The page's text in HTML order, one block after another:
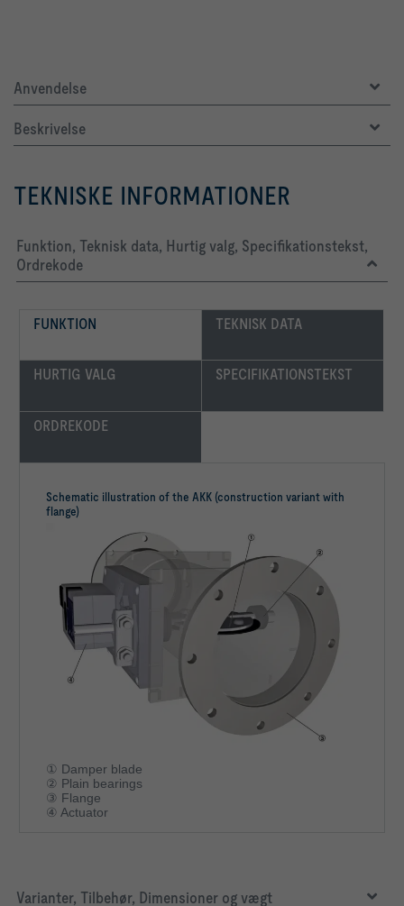
Anvendelse
Beskrivelse
TEKNISKE INFORMATIONER
Funktion, Teknisk data, Hurtig valg, Specifikationstekst,
Ordrekode
FUNKTION TEKNISK DATA
HURTIG VALG SPECIFIKATIONSTEKST
ORDREKODE
Schematic illustration of the AKK (construction variant with
flange)
① Damper blade
② Plain bearings
③ Flange
④ Actuator
Varianter, Tilbehør, Dimensioner og vægt